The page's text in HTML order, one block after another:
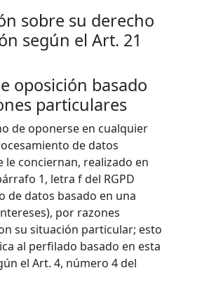
sobre su derecho
según el Art. 21
oposición basado
particulares
de oponerse en cualquier
de datos
le conciernan, realizado en
1, letra f del RGPD
de datos basado en una
por razones
su situación particular; esto
al perfilado basado en esta
el Art. 4, número 4 del